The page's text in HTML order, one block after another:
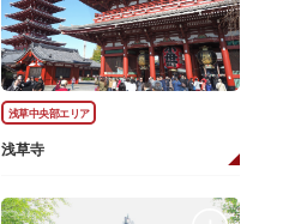
浅草中央部エリア
浅草寺